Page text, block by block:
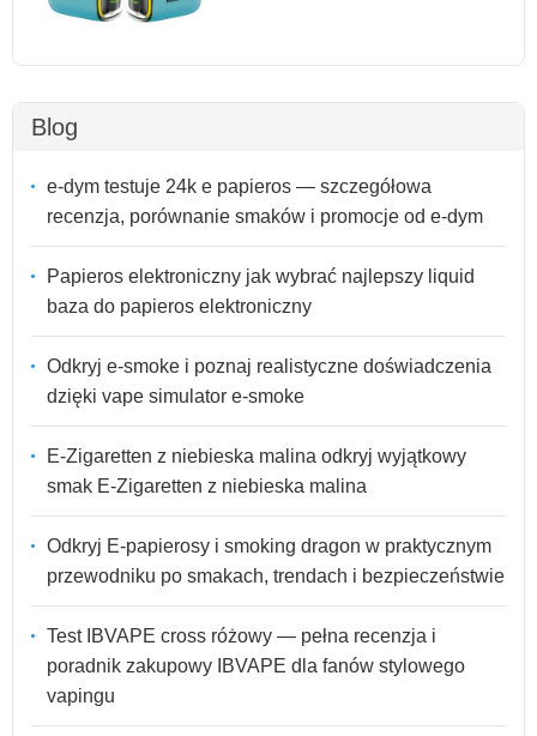
Blog
e-dym testuje 24k e papieros — szczegółowa
recenzja, porównanie smaków i promocje od e-dym
Papieros elektroniczny jak wybrać najlepszy liquid
baza do papieros elektroniczny
Odkryj e-smoke i poznaj realistyczne doświadczenia
dzięki vape simulator e-smoke
E-Zigaretten z niebieska malina odkryj wyjątkowy
smak E-Zigaretten z niebieska malina
Odkryj E-papierosy i smoking dragon w praktycznym
przewodniku po smakach, trendach i bezpieczeństwie
Test IBVAPE cross różowy — pełna recenzja i
poradnik zakupowy IBVAPE dla fanów stylowego
vapingu